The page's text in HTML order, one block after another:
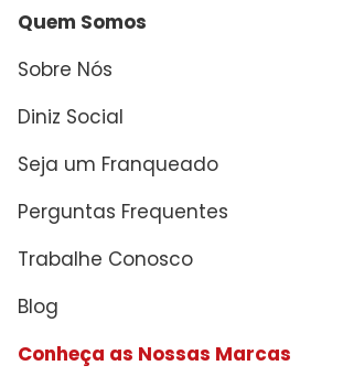
Quem Somos
Sobre Nós
Diniz Social
Seja um Franqueado
Perguntas Frequentes
Trabalhe Conosco
Blog
Conheça as Nossas Marcas